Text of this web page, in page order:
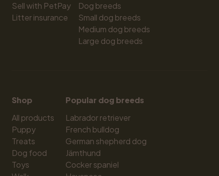
Sell with PetPay
Litter insurance
Dog breeds
Small dog breeds
Medium dog breeds
Large dog breeds
Shop
All products
Puppy
Treats
Dog food
Toys
Popular dog breeds
Labrador retriever
French bulldog
German shepherd dog
Jämthund
Cocker spaniel